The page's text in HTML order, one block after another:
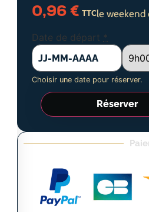
0,96€ TTCle weekend
Date de départ *
Choisir une date pour réserver.
Réserver